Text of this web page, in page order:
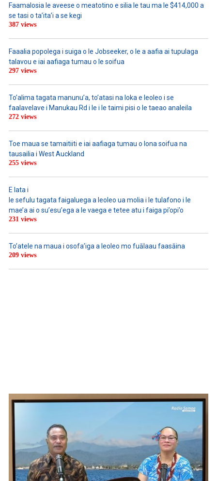
Faamalosia le aveese o meatotino e silia le tau ma le $414,000 a
se tasi o ta’ita’i a se kegi
387 views
Faaalia popolega i suiga o le Jobseeker, o le a aafia ai tupulaga
talavou e iai aafiaga tumau o le soifua
297 views
To’alima tagata manunu’a, to’atasi na loka e leoleo i se
faalavelave i Manukau Rd i le i le taimi pisi o le taeao analeila
272 views
Toe maua se tamaitiiti e iai aafiaga tumau o lona soifua na
tausailia i West Auckland
255 views
E lata i
le sefulu tagata faigaluega a leoleo ua molia i le tulafono i le
mae’a ai o su’esu’ega a le vaega e tetee atu i faiga pi’opi’o
231 views
To’atele na maua i osofa’iga a leoleo mo fuālaau faasāina
209 views